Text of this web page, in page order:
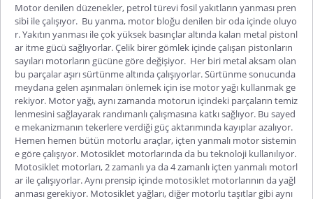
Motor denilen düzenekler, petrol türevi fosil yakıtların yanması pren
sibi ile çalışıyor. Bu yanma, motor bloğu denilen bir oda içinde oluyo
r. Yakıtın yanması ile çok yüksek basınçlar altında kalan metal pistonl
ar itme gücü sağlıyorlar. Çelik birer gömlek içinde çalışan pistonların
sayıları motorların gücüne göre değişiyor. Her biri metal aksam olan
bu parçalar aşırı sürtünme altında çalışıyorlar. Sürtünme sonucunda
meydana gelen aşınmaları önlemek için ise motor yağı kullanmak ge
rekiyor. Motor yağı, aynı zamanda motorun içindeki parçaların temiz
lenmesini sağlayarak randımanlı çalışmasına katkı sağlıyor. Bu sayed
e mekanizmanın tekerlere verdiği güç aktarımında kayıplar azalıyor.
Hemen hemen bütün motorlu araçlar, içten yanmalı motor sistemin
e göre çalışıyor. Motosiklet motorlarında da bu teknoloji kullanılıyor.
Motosiklet motorları, 2 zamanlı ya da 4 zamanlı içten yanmalı motorl
ar ile çalışıyorlar. Aynı prensip içinde motosiklet motorlarının da yağl
anması gerekiyor. Motosiklet yağları, diğer motorlu taşıtlar gibi aynı